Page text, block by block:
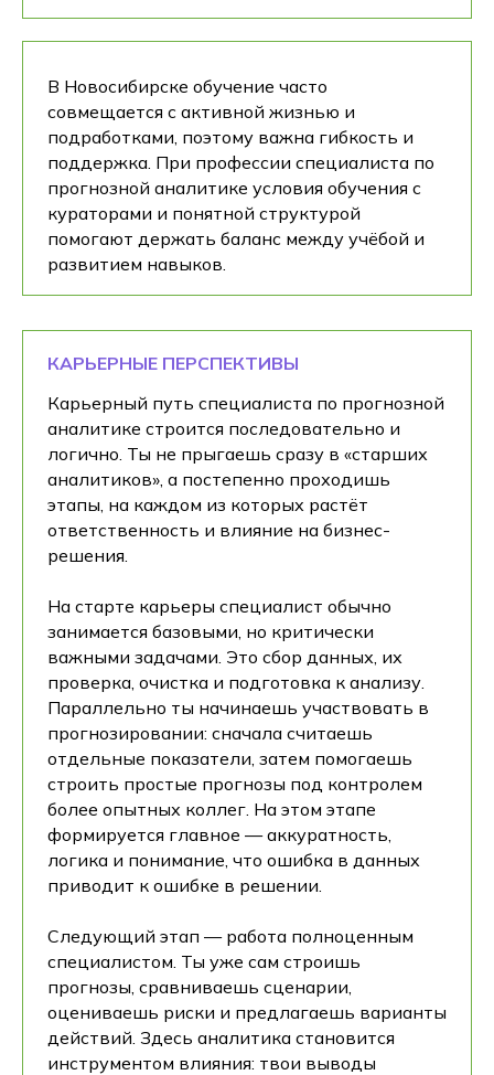
В Новосибирске обучение часто
совмещается с активной жизнью и
подработками, поэтому важна гибкость и
поддержка. При профессии специалиста по
прогнозной аналитике условия обучения с
кураторами и понятной структурой
помогают держать баланс между учёбой и
развитием навыков.
КАРЬЕРНЫЕ ПЕРСПЕКТИВЫ
Карьерный путь специалиста по прогнозной
аналитике строится последовательно и
логично. Ты не прыгаешь сразу в «старших
аналитиков», а постепенно проходишь
этапы, на каждом из которых растёт
ответственность и влияние на бизнес-
решения.
На старте карьеры специалист обычно
занимается базовыми, но критически
важными задачами. Это сбор данных, их
проверка, очистка и подготовка к анализу.
Параллельно ты начинаешь участвовать в
прогнозировании: сначала считаешь
отдельные показатели, затем помогаешь
строить простые прогнозы под контролем
более опытных коллег. На этом этапе
формируется главное — аккуратность,
логика и понимание, что ошибка в данных
приводит к ошибке в решении.
Следующий этап — работа полноценным
специалистом. Ты уже сам строишь
прогнозы, сравниваешь сценарии,
оцениваешь риски и предлагаешь варианты
действий. Здесь аналитика становится
инструментом влияния: твои выводы